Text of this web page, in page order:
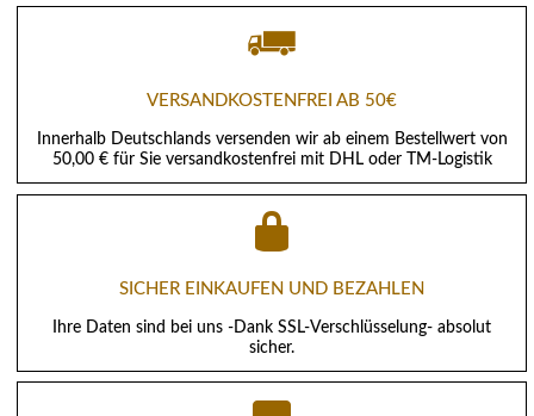
VERSANDKOSTENFREI AB 50€
Innerhalb Deutschlands versenden wir ab einem Bestellwert von
50,00 € für Sie versandkostenfrei mit DHL oder TM-Logistik
SICHER EINKAUFEN UND BEZAHLEN
Ihre Daten sind bei uns -Dank SSL-Verschlüsselung- absolut
sicher.